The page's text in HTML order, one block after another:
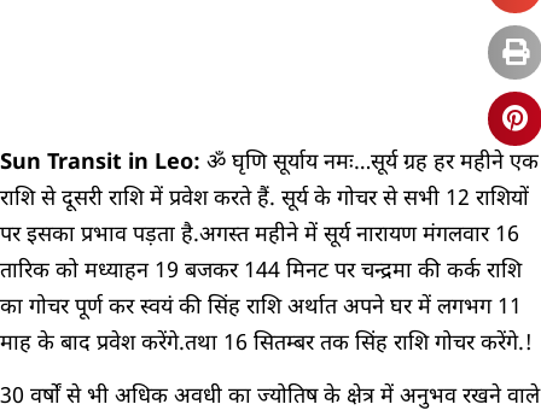
Sun Transit in Leo: ॐ घृणि सूर्याय नमः…सूर्य ग्रह हर महीने एक
राशि से दूसरी राशि में प्रवेश करते हैं. सूर्य के गोचर से सभी 12 राशियों
पर इसका प्रभाव पड़ता है.अगस्त महीने में सूर्य नारायण मंगलवार 16
तारिक को मध्याहन 19 बजकर 144 मिनट पर चन्द्रमा की कर्क राशि
का गोचर पूर्ण कर स्वयं की सिंह राशि अर्थात अपने घर में लगभग 11
माह के बाद प्रवेश करेंगे.तथा 16 सितम्बर तक सिंह राशि गोचर करेंगे.!
30 वर्षों से भी अधिक अवधी का ज्योतिष के क्षेत्र में अनुभव रखने वाले